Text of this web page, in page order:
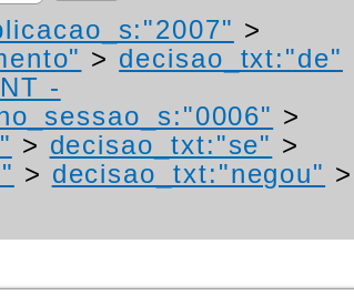
>
> decisao_txt:"de"
-
>
> decisao_txt:"se" >
> decisao_txt:"negou" >